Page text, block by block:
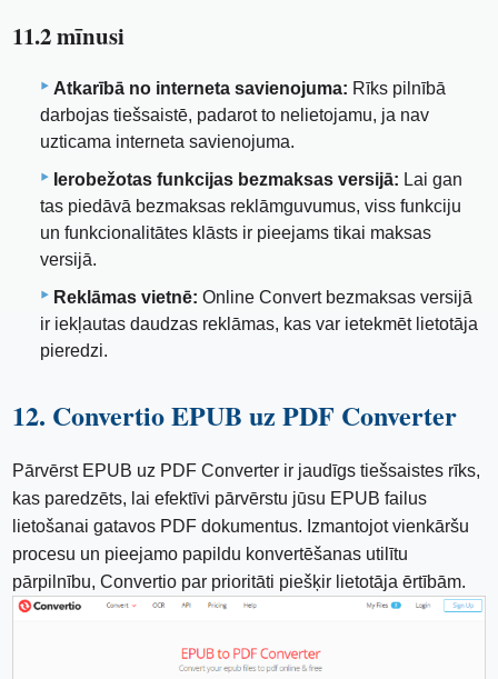
11.2 mīnusi
Atkarībā no interneta savienojuma: Rīks pilnībā
darbojas tiešsaistē, padarot to nelietojamu, ja nav
uzticama interneta savienojuma.
Ierobežotas funkcijas bezmaksas versijā: Lai gan
tas piedāvā bezmaksas reklāmguvumus, viss funkciju
un funkcionalitātes klāsts ir pieejams tikai maksas
versijā.
Reklāmas vietnē: Online Convert bezmaksas versijā
ir iekļautas daudzas reklāmas, kas var ietekmēt lietotāja
pieredzi.
12. Convertio EPUB uz PDF Converter
Pārvērst EPUB uz PDF Converter ir jaudīgs tiešsaistes rīks,
kas paredzēts, lai efektīvi pārvērstu jūsu EPUB failus
lietošanai gatavos PDF dokumentus. Izmantojot vienkāršu
procesu un pieejamo papildu konvertēšanas utilītu
pārpilnību, Convertio par prioritāti piešķir lietotāja ērtībām.